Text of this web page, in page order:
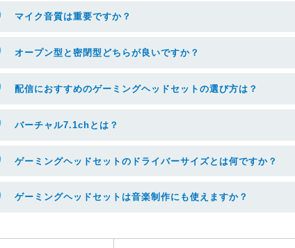
マイク音質は重要ですか？
オープン型と密閉型どちらが良いですか？
配信におすすめのゲーミングヘッドセットの選び方は？
バーチャル7.1chとは？
ゲーミングヘッドセットのドライバーサイズとは何ですか？
ゲーミングヘッドセットは音楽制作にも使えますか？